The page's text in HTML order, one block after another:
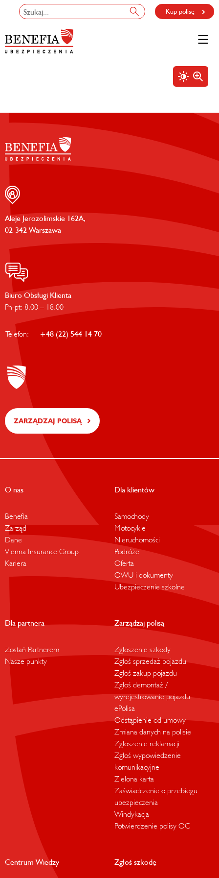
Kup polisę
Aleje Jerozolimskie 162A,
02-342 Warszawa
Biuro Obsługi Klienta
Pn-pt: 8.00 – 18.00
Telefon: +48 (22) 544 14 70
ZARZĄDZAJ POLISĄ
O nas
Benefia
Zarząd
Dane
Vienna Insurance Group
Kariera
Dla klientów
Samochody
Motocykle
Nieruchomości
Podróże
Oferta
OWU i dokumenty
Ubezpieczenie szkolne
Dla partnera
Zostań Partnerem
Nasze punkty
Zarządzaj polisą
Zgłoszenie szkody
Zgłoś sprzedaż pojazdu
Zgłoś zakup pojazdu
Zgłoś demontaż /
wyrejestrowanie pojazdu
ePolisa
Odstąpienie od umowy
Zmiana danych na polisie
Zgłoszenie reklamacji
Zgłoś wypowiedzenie
komunikacyjne
Zielona karta
Zaświadczenie o przebiegu
ubezpieczenia
Windykacja
Potwierdzenie polisy OC
Centrum Wiedzy Zgłoś szkodę